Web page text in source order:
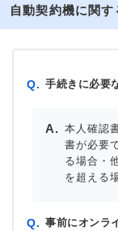
自動契約機に関
Q. 手続きに必要
本人確認
書が必要
る場合・
を超える
Q. 事前にオンラ